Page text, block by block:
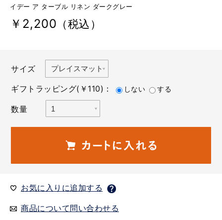
イデー ア ターブル リネン ダークグレー
￥2,200 （税込）
サイズ
ギフトラッピング(￥110)：
しない する
数量
お気に入りに追加する
商品について問い合わせる